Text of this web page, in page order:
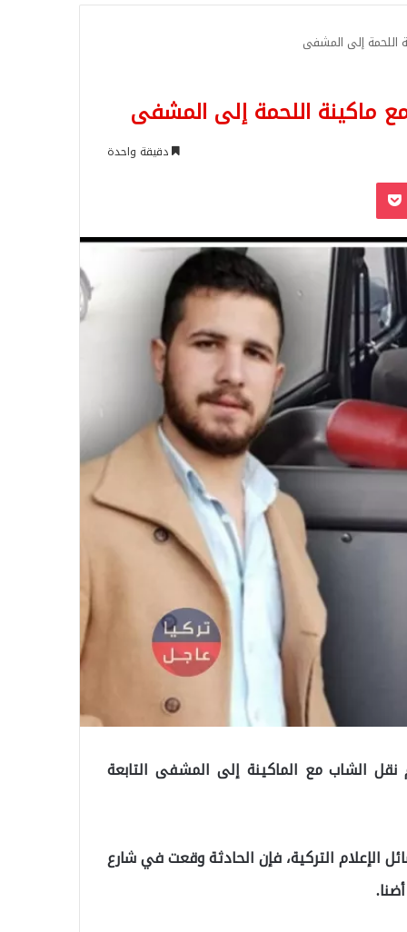
اللحمة إلى المشفى
ماكينة اللحمة إلى المشفى
دقيقة واحدة
‫Pocket
الشاب مع الماكينة إلى المشفى التابعة
التركية، فإن الحادثة وقعت في شارع